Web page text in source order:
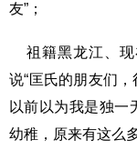
友”；
祖籍黑龙江、
说“匡氏的朋友们
以前以为我是独一
幼稚，原来有这么